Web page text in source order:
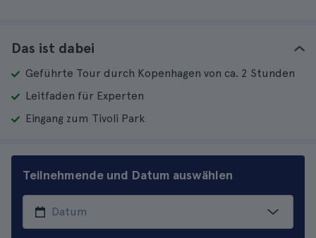
Das ist dabei
Geführte Tour durch Kopenhagen von ca. 2 Stunden
Leitfaden für Experten
Eingang zum Tivoli Park
Teilnehmende und Datum auswählen